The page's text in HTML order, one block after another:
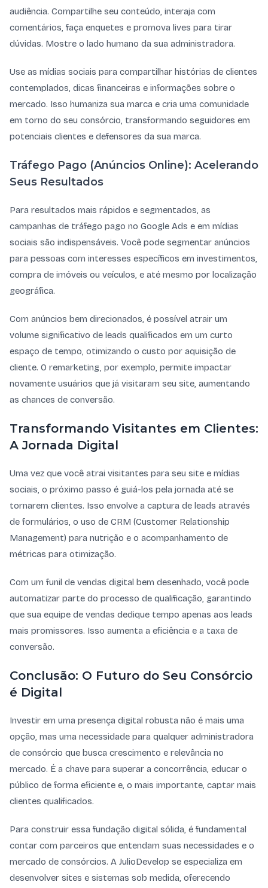
audiência. Compartilhe seu conteúdo, interaja com
comentários, faça enquetes e promova lives para tirar
dúvidas. Mostre o lado humano da sua administradora.
Use as mídias sociais para compartilhar histórias de clientes
contemplados, dicas financeiras e informações sobre o
mercado. Isso humaniza sua marca e cria uma comunidade
em torno do seu consórcio, transformando seguidores em
potenciais clientes e defensores da sua marca.
Tráfego Pago (Anúncios Online): Acelerando
Seus Resultados
Para resultados mais rápidos e segmentados, as
campanhas de tráfego pago no Google Ads e em mídias
sociais são indispensáveis. Você pode segmentar anúncios
para pessoas com interesses específicos em investimentos,
compra de imóveis ou veículos, e até mesmo por localização
geográfica.
Com anúncios bem direcionados, é possível atrair um
volume significativo de leads qualificados em um curto
espaço de tempo, otimizando o custo por aquisição de
cliente. O remarketing, por exemplo, permite impactar
novamente usuários que já visitaram seu site, aumentando
as chances de conversão.
Transformando Visitantes em Clientes:
A Jornada Digital
Uma vez que você atrai visitantes para seu site e mídias
sociais, o próximo passo é guiá-los pela jornada até se
tornarem clientes. Isso envolve a captura de leads através
de formulários, o uso de CRM (Customer Relationship
Management) para nutrição e o acompanhamento de
métricas para otimização.
Com um funil de vendas digital bem desenhado, você pode
automatizar parte do processo de qualificação, garantindo
que sua equipe de vendas dedique tempo apenas aos leads
mais promissores. Isso aumenta a eficiência e a taxa de
conversão.
Conclusão: O Futuro do Seu Consórcio
é Digital
Investir em uma presença digital robusta não é mais uma
opção, mas uma necessidade para qualquer administradora
de consórcio que busca crescimento e relevância no
mercado. É a chave para superar a concorrência, educar o
público de forma eficiente e, o mais importante, captar mais
clientes qualificados.
Para construir essa fundação digital sólida, é fundamental
contar com parceiros que entendam suas necessidades e o
mercado de consórcios. A JulioDevelop se especializa em
desenvolver sites e sistemas sob medida, oferecendo